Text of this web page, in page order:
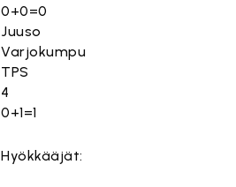
0+0=0
Juuso
Varjokumpu
TPS
4
0+1=1
Hyökkääjät: